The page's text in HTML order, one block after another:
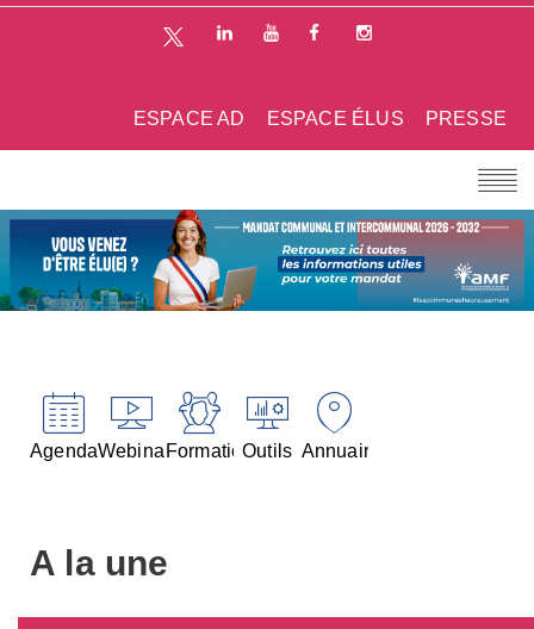
PRESSE
ESPACE ÉLUS
ESPACE AD
AgendaWebinairesFormationsOutils Annuaires
A la une